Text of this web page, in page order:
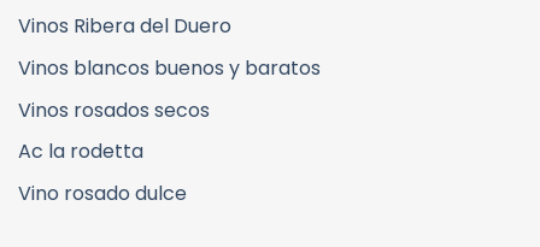
Vinos Ribera del Duero
Vinos blancos buenos y baratos
Vinos rosados secos
Ac la rodetta
Vino rosado dulce